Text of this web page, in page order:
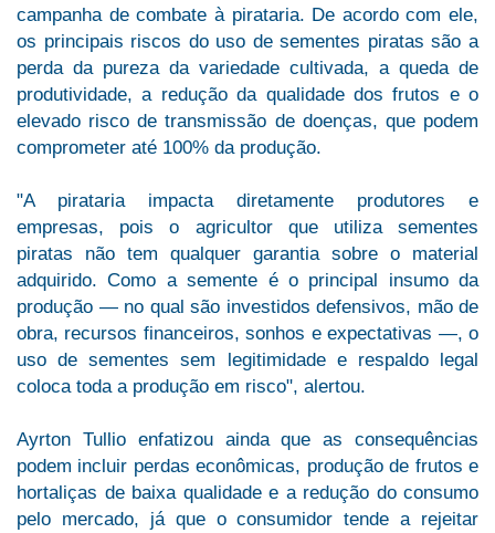
campanha de combate à pirataria. De acordo com ele,
os principais riscos do uso de sementes piratas são a
perda da pureza da variedade cultivada, a queda de
produtividade, a redução da qualidade dos frutos e o
elevado risco de transmissão de doenças, que podem
comprometer até 100% da produção.
"A pirataria impacta diretamente produtores e
empresas, pois o agricultor que utiliza sementes
piratas não tem qualquer garantia sobre o material
adquirido. Como a semente é o principal insumo da
produção — no qual são investidos defensivos, mão de
obra, recursos financeiros, sonhos e expectativas —, o
uso de sementes sem legitimidade e respaldo legal
coloca toda a produção em risco", alertou.
Ayrton Tullio enfatizou ainda que as consequências
podem incluir perdas econômicas, produção de frutos e
hortaliças de baixa qualidade e a redução do consumo
pelo mercado, já que o consumidor tende a rejeitar